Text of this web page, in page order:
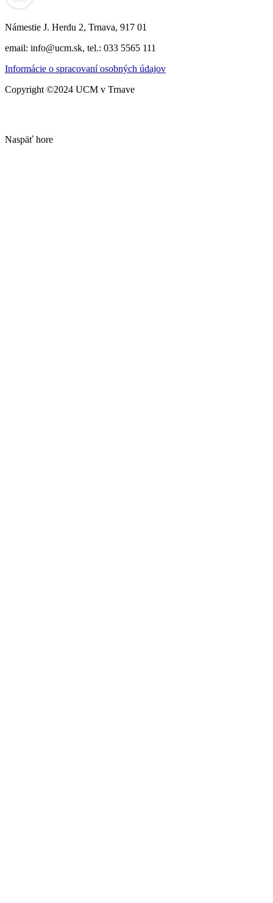
Námestie J. Herdu 2, Trnava, 917 01
email: info@ucm.sk, tel.: 033 5565 111
Informácie o spracovaní osobných údajov
Copyright ©2024 UCM v Trnave
Naspäť hore